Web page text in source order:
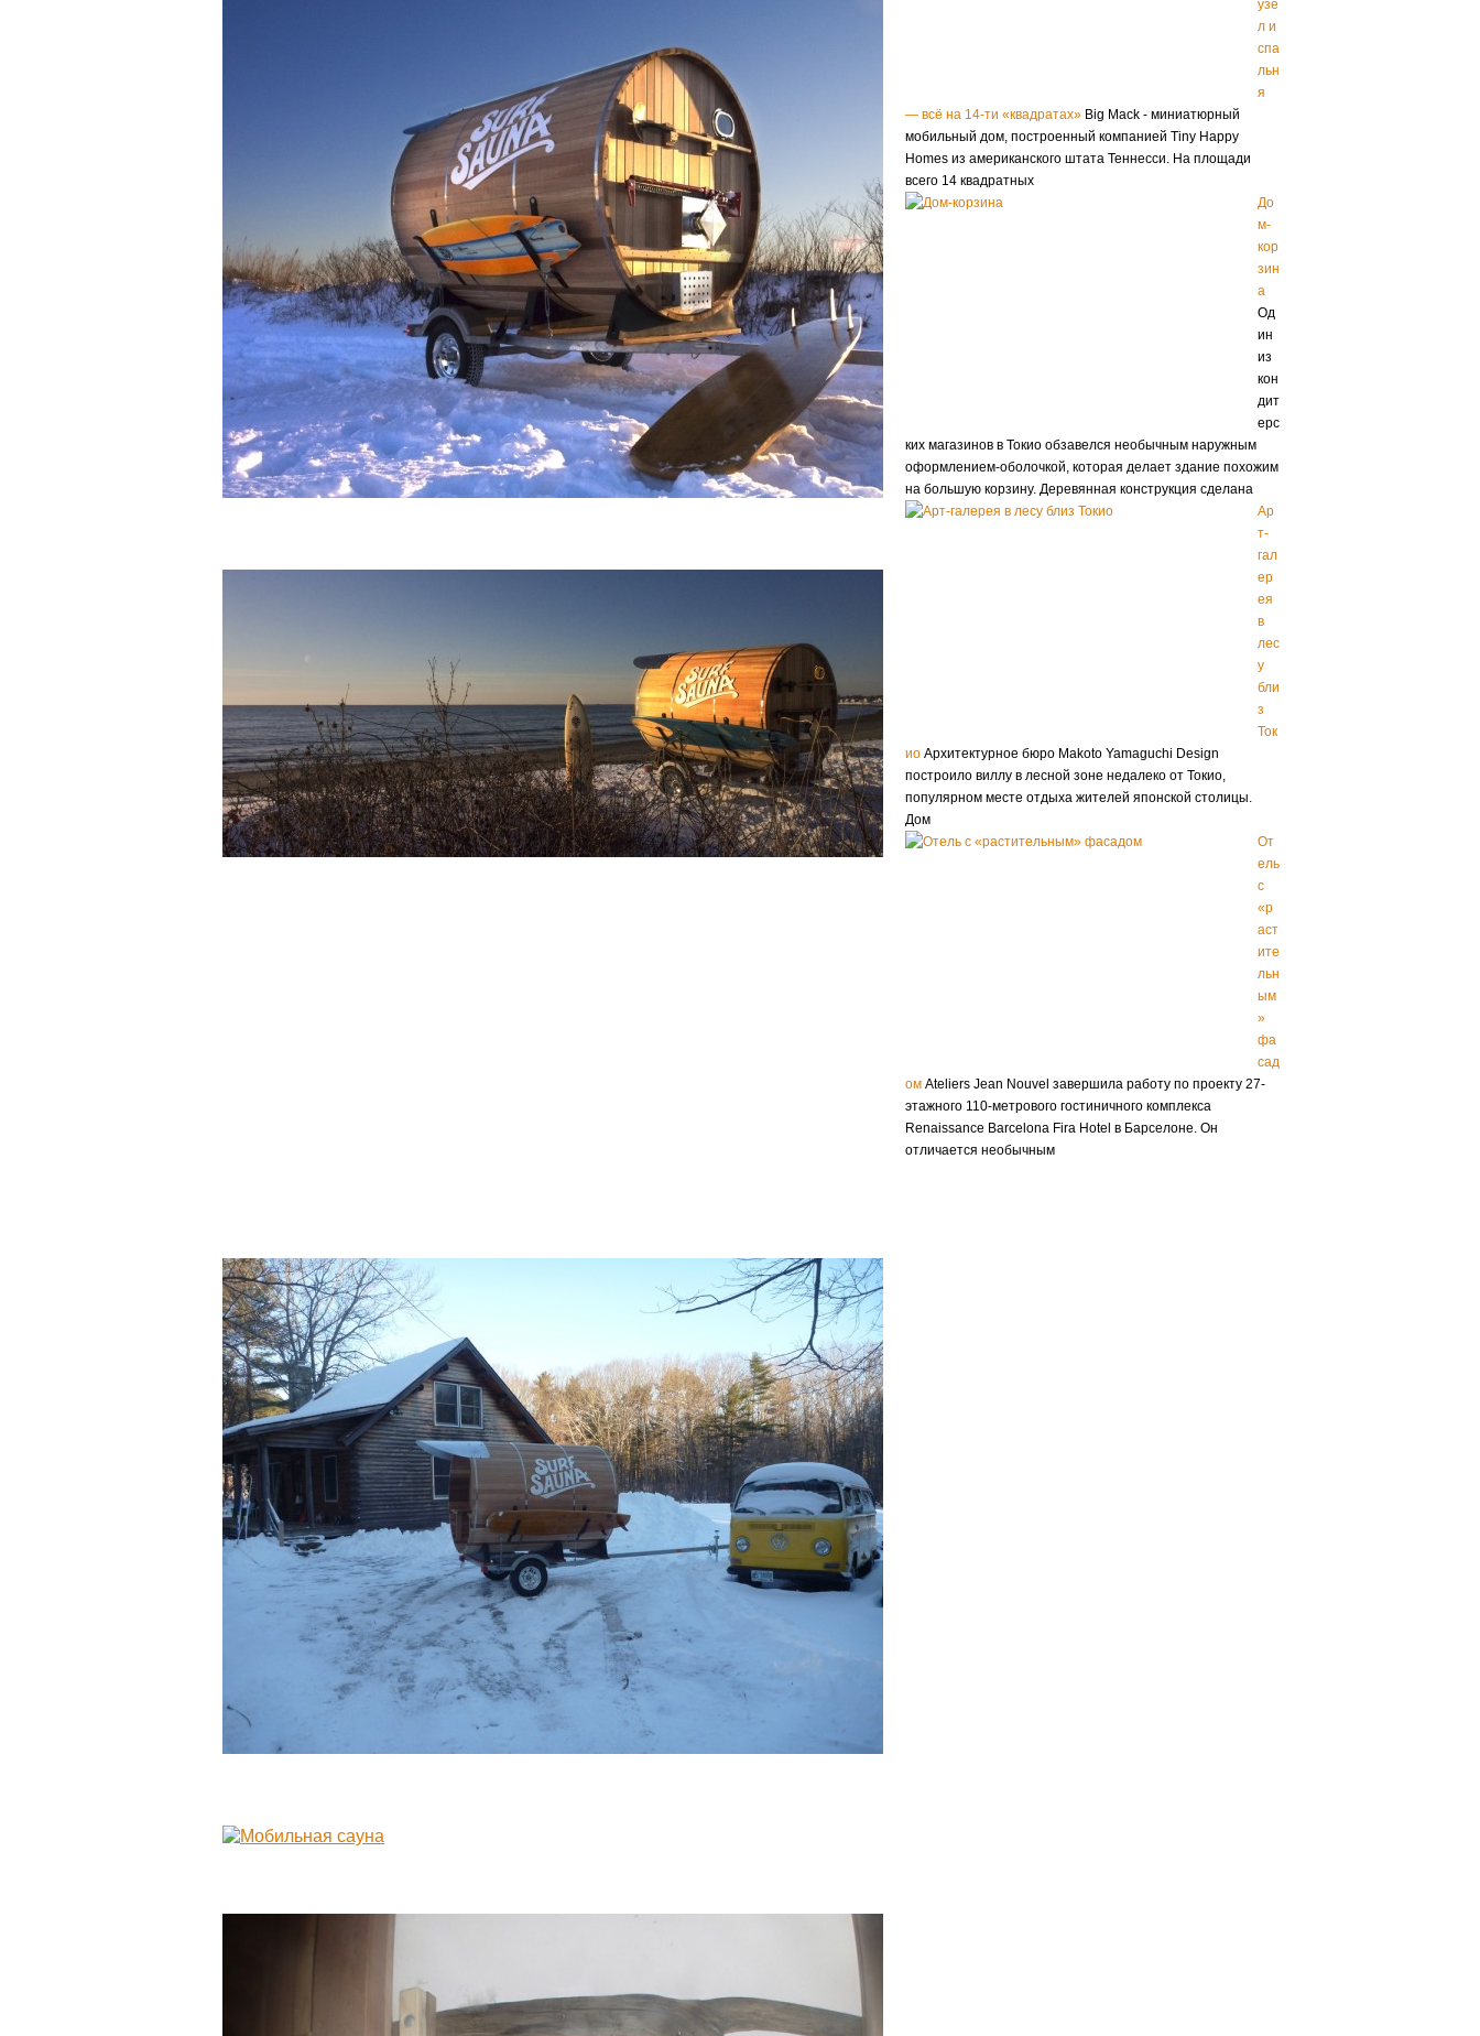
узе
л и
спа
льн
я
— всё на 14-ти «квадратах» Big Mack - миниатюрный
мобильный дом, построенный компанией Tiny Happy
Homes из американского штата Теннесси. На площади
всего 14 квадратных
До
м-
кор
зин
а
Од
ин
из
кон
дит
ерс
ких магазинов в Токио обзавелся необычным наружным
оформлением-оболочкой, которая делает здание похожим
на большую корзину. Деревянная конструкция сделана
Ар
т-
гал
ер
ея
в
лес
у
бли
з
Ток
ио Архитектурное бюро Makoto Yamaguchi Design
построило виллу в лесной зоне недалеко от Токио,
популярном месте отдыха жителей японской столицы.
Дом
От
ель
с
«р
аст
ите
льн
ым
»
фа
сад
ом Ateliers Jean Nouvel завершила работу по проекту 27-
этажного 110-метрового гостиничного комплекса
Renaissance Barcelona Fira Hotel в Барселоне. Он
отличается необычным